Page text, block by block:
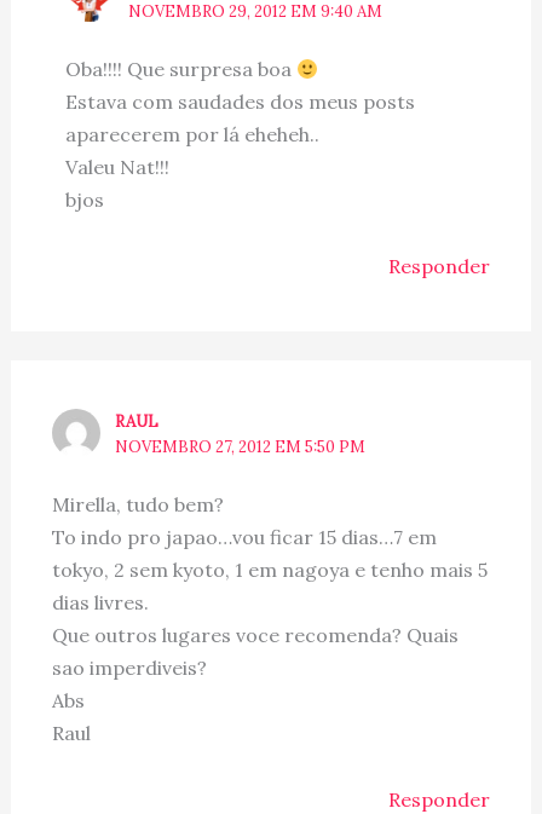
NOVEMBRO 29, 2012 EM 9:40 AM
Oba!!!! Que surpresa boa
Estava com saudades dos meus posts
aparecerem por lá eheheh..
Valeu Nat!!!
bjos
Responder
RAUL
NOVEMBRO 27, 2012 EM 5:50 PM
Mirella, tudo bem?
To indo pro japao…vou ficar 15 dias…7 em
tokyo, 2 sem kyoto, 1 em nagoya e tenho mais 5
dias livres.
Que outros lugares voce recomenda? Quais
sao imperdiveis?
Abs
Raul
Responder